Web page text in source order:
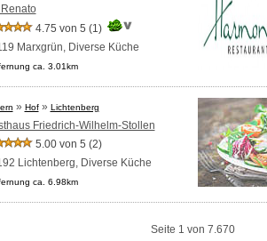
Renato
4.75 von 5 (1)
Marxgrün, Diverse Küche
ca. 3.01km
» Hof» Lichtenberg
Friedrich-Wilhelm-Stollen
5.00 von 5 (2)
Lichtenberg, Diverse Küche
ca. 6.98km
Seite 1 von 7.670